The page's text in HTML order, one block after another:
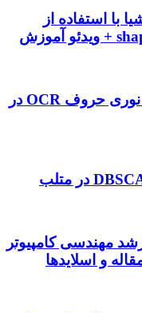
با استفاده از
دانلود فیلم آموزش شناسایی نوری حروف OCR در
مهندسی کامپیوتر
و اسلایدها